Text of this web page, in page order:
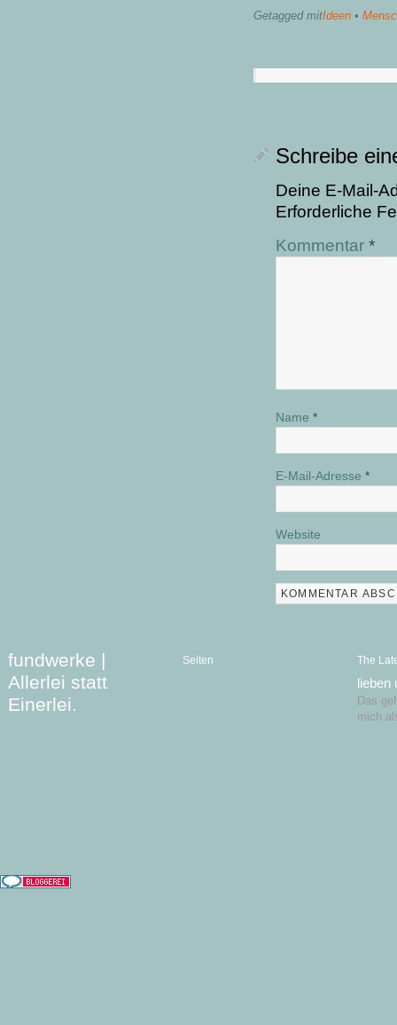
Getagged mitIdeen •
Schreibe
Deine E-Mail-
Erforderliche
Kommentar *
Name *
E-Mail-Adresse *
Website
fundwerke |
Allerlei statt
Einerlei.
Seiten The
lieben
Das
mich